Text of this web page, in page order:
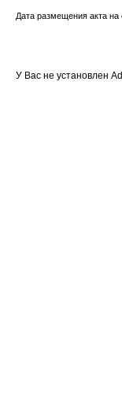
Дата размещения акта на
У Вас не установлен